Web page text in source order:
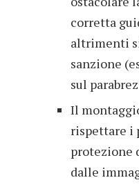
corretta
altrimenti
sanzione
sul
Il
rispettare i
protezione
dalle